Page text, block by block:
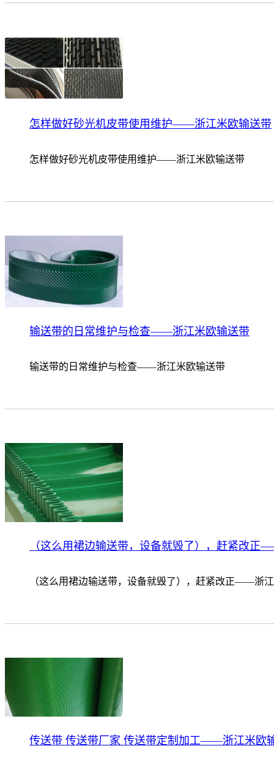
怎样做好砂光机皮带使用维护——浙江米欧输送带
怎样做好砂光机皮带使用维护——浙江米欧输送带
输送带的日常维护与检查——浙江米欧输送带
输送带的日常维护与检查——浙江米欧输送带
（这么用裙边输送带，设备就毁了），赶紧改正
（这么用裙边输送带，设备就毁了），赶紧改正——浙
传送带 传送带厂家 传送带定制加工——浙江米欧